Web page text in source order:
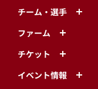
チーム・選手
ファーム
チケット
イベント情報